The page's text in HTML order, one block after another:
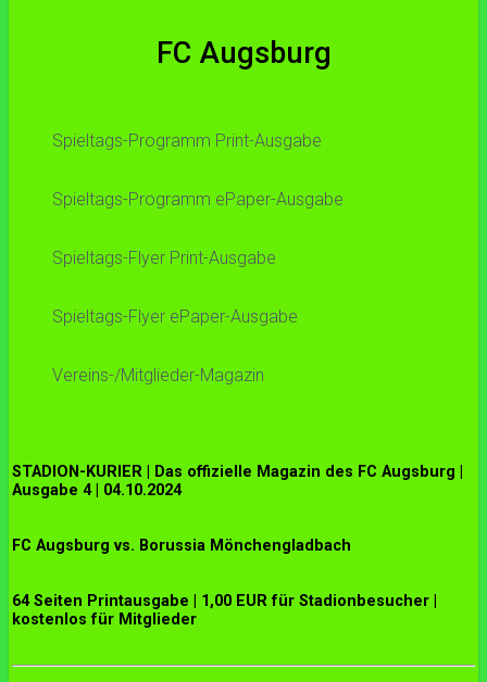
FC Augsburg
Spieltags-Programm Print-Ausgabe
Spieltags-Programm ePaper-Ausgabe
Spieltags-Flyer Print-Ausgabe
Spieltags-Flyer ePaper-Ausgabe
Vereins-/Mitglieder-Magazin
STADION-KURIER | Das offizielle Magazin des FC Augsburg |
Ausgabe 4 | 04.10.2024
FC Augsburg vs. Borussia Mönchengladbach
64 Seiten Printausgabe | 1,00 EUR für Stadionbesucher |
kostenlos für Mitglieder